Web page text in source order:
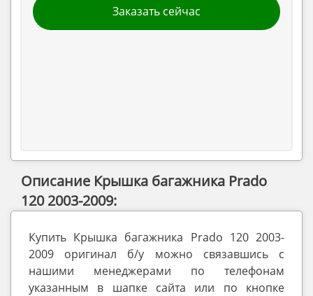
Заказать сейчас
Описание Крышка багажника Prado
120 2003-2009:
Купить Крышка багажника Prado 120 2003-
2009 оригинал б/у можно связавшись с
нашими менеджерами по телефонам
указанным в шапке сайта или по кнопке